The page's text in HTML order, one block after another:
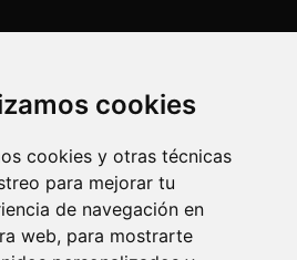
cookies
cookies y otras técnicas
para mejorar tu
de navegación en
web, para mostrarte